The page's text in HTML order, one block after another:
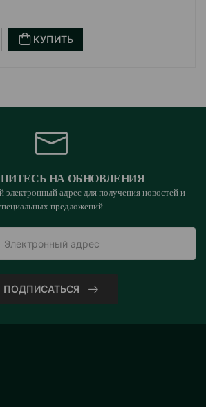
КУПИТЬ
НА ОБНОВЛЕНИЯ
электронный адрес для получения новостей и
предложений.
ПОДПИСАТЬСЯ